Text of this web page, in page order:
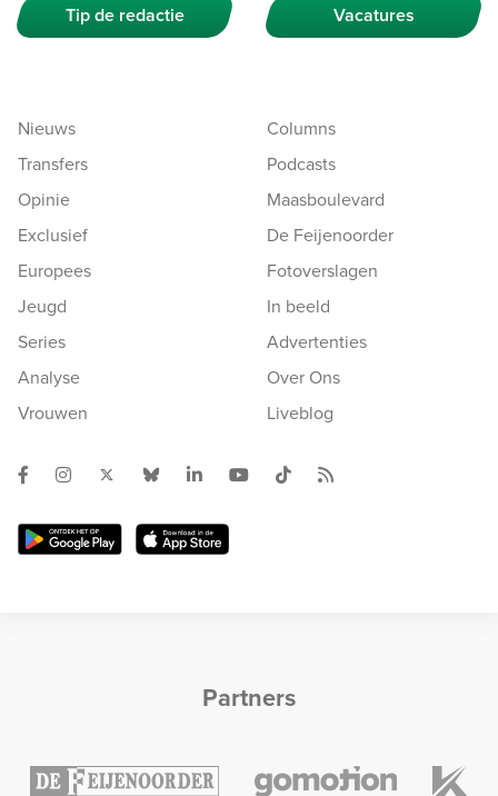
Tip de redactie Vacatures
Nieuws
Transfers
Opinie
Exclusief
Europees
Jeugd
Series
Analyse
Vrouwen
Columns
Podcasts
Maasboulevard
De Feijenoorder
Fotoverslagen
In beeld
Advertenties
Over Ons
Liveblog
Partners